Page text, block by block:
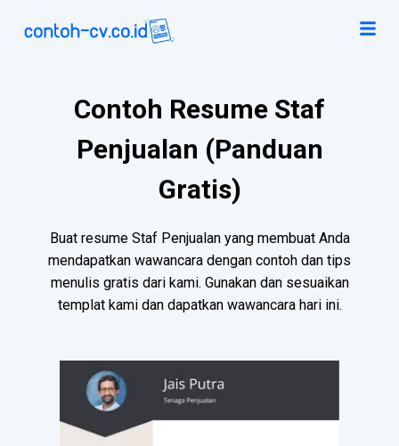
Contoh Resume Staf
Penjualan (Panduan
Gratis)
Buat resume Staf Penjualan yang membuat Anda
mendapatkan wawancara dengan contoh dan tips
menulis gratis dari kami. Gunakan dan sesuaikan
templat kami dan dapatkan wawancara hari ini.